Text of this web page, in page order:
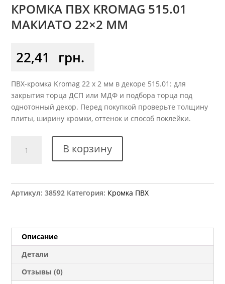
КРОМКА ПВХ KROMAG 515.01
МАКИАТО 22×2 ММ
22,41 грн.
ПВХ-кромка Kromag 22 x 2 мм в декоре 515.01: для
закрытия торца ДСП или МДФ и подбора торца под
однотонный декор. Перед покупкой проверьте толщину
плиты, ширину кромки, оттенок и способ поклейки.
товара
515.01
В корзину
Артикул:38592 Категория: Кромка ПВХ
Описание
Детали
Отзывы (0)